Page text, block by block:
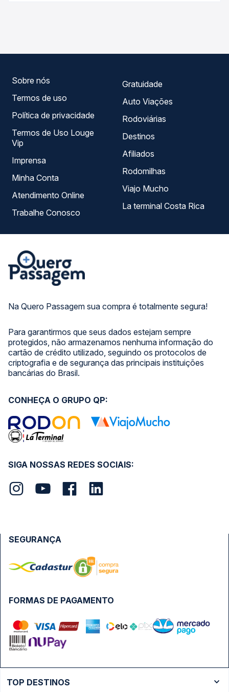
Na Quero Passagem sua compra é totalmente segura!
Para garantirmos que seus dados estejam sempre
protegidos, não armazenamos nenhuma informação do
cartão de crédito utilizado, seguindo os protocolos de
criptografia e de segurança das principais instituições
bancárias do Brasil.
Sobre nós
Termos de uso
Política de privacidade
Termos de Uso Louge
Vip
Imprensa
Minha Conta
Atendimento Online
Trabalhe Conosco
Gratuidade
Auto Viações
Rodoviárias
Destinos
Afiliados
Rodomilhas
Viajo Mucho
La terminal Costa Rica
SIGA NOSSAS REDES SOCIAIS:
CONHEÇA O GRUPO QP:
FORMAS DE PAGAMENTO
SEGURANÇA
TOP DESTINOS